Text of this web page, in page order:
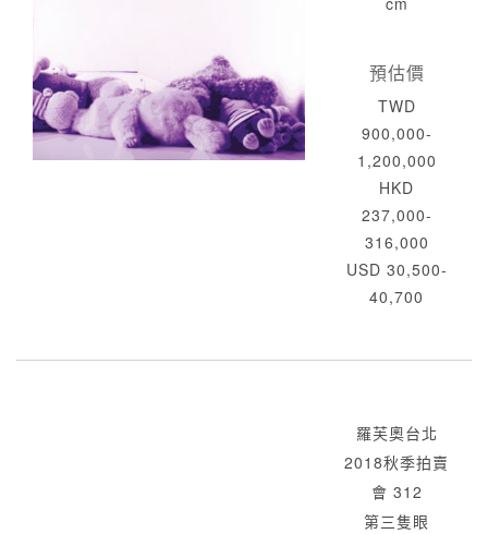
預估價
TWD
900,000-
1,200,000
HKD
237,000-
316,000
USD 30,500-
40,700
羅芙奧台北
2018秋季拍賣
會 312
第三隻眼